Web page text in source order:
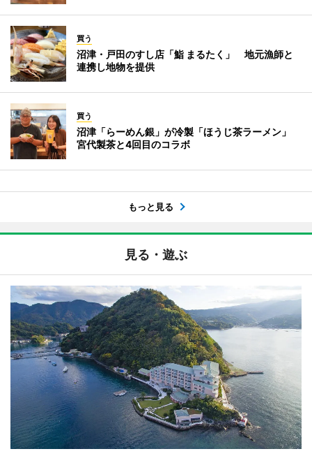
買う
沼津・戸田のすし店「鮨 まるたく」 地元漁師と
連携し地物を提供
買う
沼津「らーめん銀」が冷製「ほうじ茶ラーメン」
宮代製茶と4回目のコラボ
もっと見る
見る・遊ぶ